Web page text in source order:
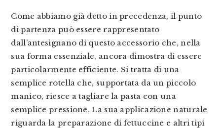
Come abbiamo già detto in precedenza, il punto
di partenza può essere rappresentato
dall’antesignano di questo accessorio che, nella
sua forma essenziale, ancora dimostra di essere
particolarmente efficiente. Si tratta di una
semplice rotella che, supportata da un piccolo
manico, riesce a tagliare la pasta con una
semplice pressione. La sua applicazione naturale
riguarda la preparazione di fettuccine e altri tipi